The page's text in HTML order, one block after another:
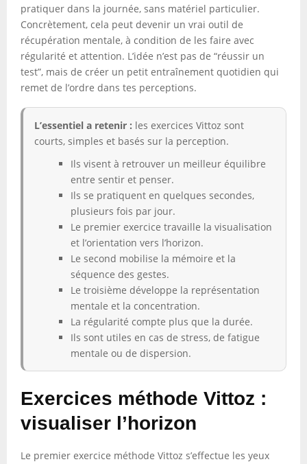
pratiquer dans la journée, sans matériel particulier.
Concrètement, cela peut devenir un vrai outil de
récupération mentale, à condition de les faire avec
régularité et attention. L’idée n’est pas de “réussir un
test”, mais de créer un petit entraînement quotidien qui
remet de l’ordre dans tes perceptions.
L’essentiel a retenir : les exercices Vittoz sont
courts, simples et basés sur la perception.
Ils visent à retrouver un meilleur équilibre
entre sentir et penser.
Ils se pratiquent en quelques secondes,
plusieurs fois par jour.
Le premier exercice travaille la visualisation
et l’orientation vers l’horizon.
Le second mobilise la mémoire et la
séquence des gestes.
Le troisième développe la représentation
mentale et la concentration.
La régularité compte plus que la durée.
Ils sont utiles en cas de stress, de fatigue
mentale ou de dispersion.
Exercices méthode Vittoz :
visualiser l’horizon
Le premier exercice méthode Vittoz s’effectue les yeux